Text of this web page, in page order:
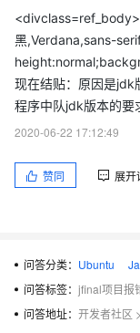
at
黑,Verdana,sans-
现在结贴：原因是jdk
程序中队jdk版本的要
2020-06-22 17:12:49
赞同 展开
问答分类： Ubuntu
问答标签： jfinal项目报
问答地址： 开发者社区 >